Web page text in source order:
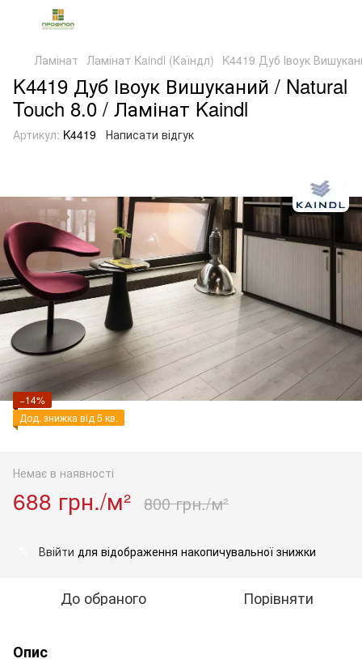
Ламінат Ламінат Kaindl (Каїндл) K4419 Дуб Івоук
K4419 Дуб Івоук Вишуканий / Natural
Touch 8.0 / Ламінат Kaindl
Артикул: K4419 Написати відгук
−14%
Дод. знижка від 5 кв.
Немає в наявності
688 грн./м² 800 грн./м²
Ввійти для відображення накопичувальної знижки
До обраного Порівняти
Опис